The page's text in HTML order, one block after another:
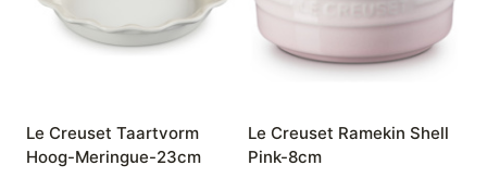
Le Creuset Taartvorm
Hoog-Meringue-23cm
Le Creuset Ramekin Shell
Pink-8cm